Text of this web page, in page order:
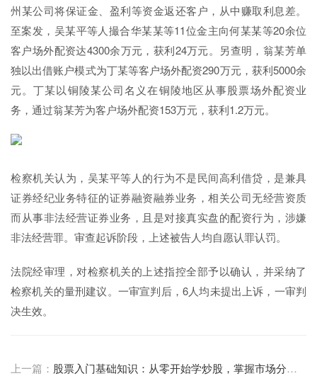
州某公司将保证金、盈利等资金返还客户，从中赚取利息差。
至案发，吴某平等人撮合华某某等11位金主向何某某等20余位
客户场外配资达4300余万元，获利24万元。另查明，翁某芳单
独以出借账户模式为丁某等客户场外配资290万元，获利5000余
元。丁某以铜陵某公司名义在铜陵地区从事股票场外配资业
务，通过翁某芳为客户场外配资153万元，获利1.2万元。
检察机关认为，吴某平等人的行为不是民间高利借贷，是兼具
证券经纪业务特征的证券融资融券业务，相关公司无经营资质
而从事非法经营证券业务，且是对接真实盘的配资行为，涉嫌
非法经营罪。审查起诉阶段，上述被告人均自愿认罪认罚。
法院经审理，对检察机关的上述指控全部予以确认，并采纳了
检察机关的量刑建议。一审宣判后，6人均未提出上诉，一审判
决生效。
上一篇： 股票入门基础知识：从零开始学炒股，掌握市场分析与投资策略